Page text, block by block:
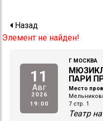
Назад
Элемент не найден!
11
Авг
2026
19:00
Г МОСКВА
ПАРИ
Место
7 стр. 1
Театр